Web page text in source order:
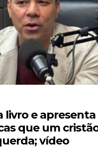
livro e apresenta
que um
vídeo